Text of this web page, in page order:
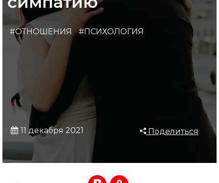
#ОТНОШЕНИЯ #ПСИХОЛОГИЯ
11 декабря 2021 Поделиться